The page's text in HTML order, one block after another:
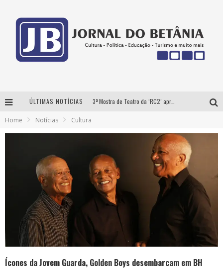
ÚLTIMAS NOTÍCIAS 3ª Mostra de Teatro da ‘RC2’ apresenta ‘seis espetáculos’ imperdíveis para o público ‘infantil e adulto’ assistir no conforto de casa pelo canal do Youtube
Como Transformar o seu negócio em momentos de crise?
Home Notícias Cultura
Ícones da Jovem Guarda, Golden Boys desembarcam em BH